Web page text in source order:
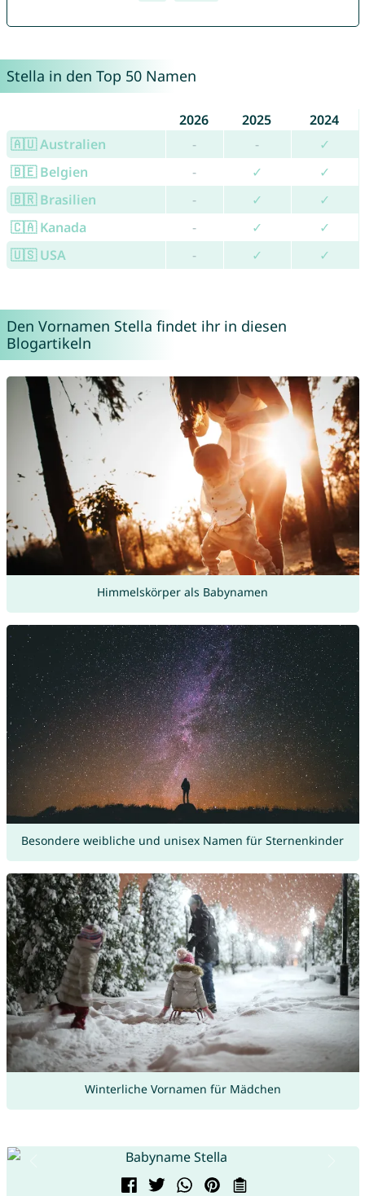
Stella in den Top 50 Namen
2026 2025
2024
🇦🇺 Australien
- -
✓
🇧🇪 Belgien
- ✓
✓
🇧🇷 Brasilien
- ✓
✓
🇨🇦 Kanada
- ✓
✓
🇺🇸 USA
- ✓ ✓
Den Vornamen Stella findet ihr in diesen
Blogartikeln
Himmelskörper als Babynamen
Besondere weibliche und unisex Namen für Sternenkinder
Winterliche Vornamen für Mädchen